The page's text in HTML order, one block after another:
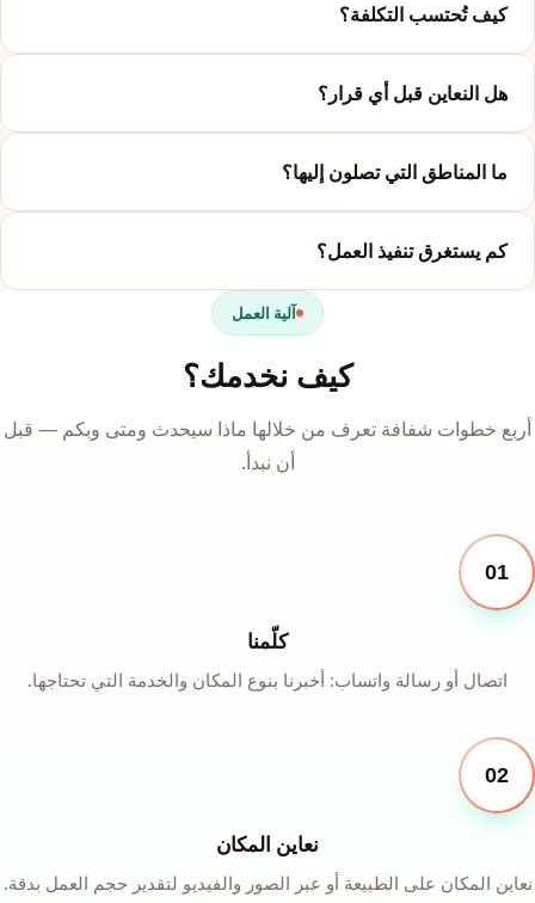
كيف تُحتسب التكلفة؟
هل النعاين قبل أي قرار؟
ما المناطق التي تصلون إليها؟
كم يستغرق تنفيذ العمل؟
آلية العمل
كيف نخدمك؟
أربع خطوات شفافة تعرف من خلالها ماذا سيحدث ومتى وبكم — قبل
أن نبدأ.
01
كلّمنا
اتصال أو رسالة واتساب: أخبرنا بنوع المكان والخدمة التي تحتاجها.
02
نعاين المكان
نعاين المكان على الطبيعة أو عبر الصور والفيديو لتقدير حجم العمل بدقة.